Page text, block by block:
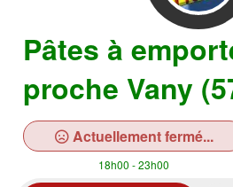
Pâtes à
proche Vany
Actuellement fermé...
18h00 - 23h00